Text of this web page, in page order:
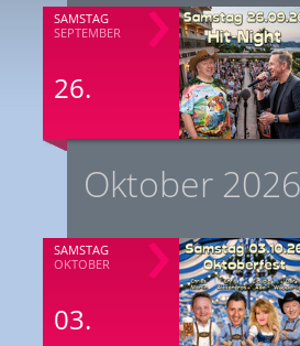
SAMSTAG
SEPTEMBER
26.
Oktober 2026
SAMSTAG
OKTOBER
03.